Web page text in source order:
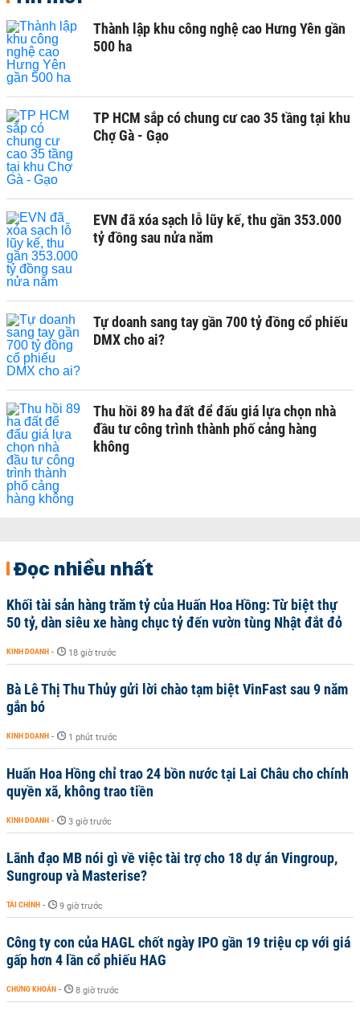
Thành lập khu công nghệ cao Hưng Yên gần
500 ha
TP HCM sắp có chung cư cao 35 tầng tại khu
Chợ Gà - Gạo
EVN đã xóa sạch lỗ lũy kế, thu gần 353.000
tỷ đồng sau nửa năm
Tự doanh sang tay gần 700 tỷ đồng cổ phiếu
DMX cho ai?
Thu hồi 89 ha đất để đấu giá lựa chọn nhà
đầu tư công trình thành phố cảng hàng
không
Đọc nhiều nhất
Khối tài sản hàng trăm tỷ của Huấn Hoa Hồng: Từ biệt thự
50 tỷ, dàn siêu xe hàng chục tỷ đến vườn tùng Nhật đắt đỏ
KINH DOANH - 18 giờ trước
Bà Lê Thị Thu Thủy gửi lời chào tạm biệt VinFast sau 9 năm
gắn bó
KINH DOANH - 1 phút trước
Huấn Hoa Hồng chỉ trao 24 bồn nước tại Lai Châu cho chính
quyền xã, không trao tiền
KINH DOANH - 3 giờ trước
Lãnh đạo MB nói gì về việc tài trợ cho 18 dự án Vingroup,
Sungroup và Masterise?
TÀI CHÍNH - 9 giờ trước
Công ty con của HAGL chốt ngày IPO gần 19 triệu cp với giá
gấp hơn 4 lần cổ phiếu HAG
CHỨNG KHOÁN - 8 giờ trước